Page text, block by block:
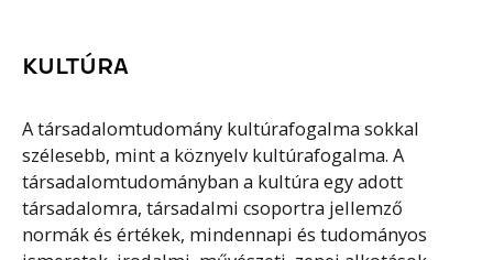
KULTÚRA
A társadalomtudomány kultúrafogalma sokkal
szélesebb, mint a köznyelv kultúrafogalma. A
társadalomtudományban a kultúra egy adott
társadalomra, társadalmi csoportra jellemző
normák és értékek, mindennapi és tudományos